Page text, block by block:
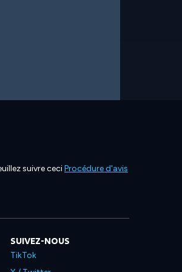
suivre ceciProcédure d'avis
SUIVEZ-NOUS
TikTok